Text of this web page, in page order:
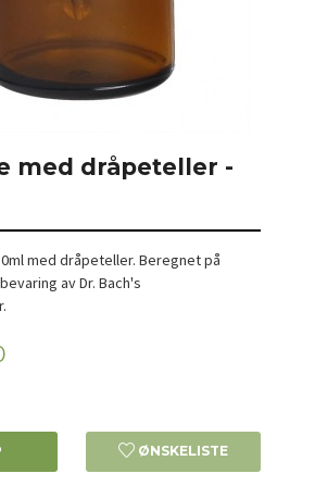
med dråpeteller -
med dråpeteller. Beregnet på
av Dr. Bach's
ØNSKELISTE